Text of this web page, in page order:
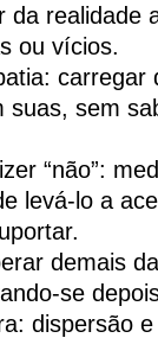
da realidade
ou vícios.
carregar
suas, sem
“não”:
levá-lo a
demais
se
dispersão